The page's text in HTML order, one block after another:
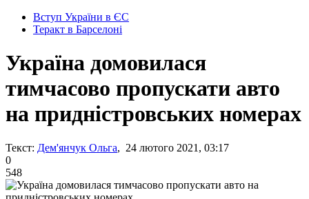
Вступ України в ЄС
Теракт в Барселоні
Україна домовилася
тимчасово пропускати авто
на придністровських номерах
Текст: Дем'янчук Ольга, 24 лютого 2021, 03:17
0
548